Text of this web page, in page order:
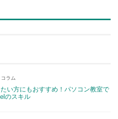
コラム
い方にもおすすめ！パソコン教室で
のスキル